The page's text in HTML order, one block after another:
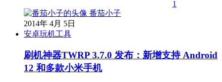
1
番茄小子
2014年 4月 5日
安卓玩机工具
刷机神器TWRP 3.7.0 发布：新增支持 Android
12 和多款小米手机